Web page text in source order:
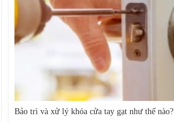
Bảo trì và xử lý khóa cửa tay gạt như thế nào?